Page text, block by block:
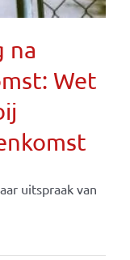
na
Wet
uitspraak van